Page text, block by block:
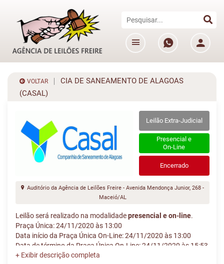
VOLTAR
CIA DE SANEAMENTO DE ALAGOAS
(CASAL)
Leilão Extra-Judicial
Presencial e
On-Line
Encerrado
Auditório da Agência de Leilões Freire - Avenida Mendonça Junior, 268 -
Maceió/AL
Leilão será realizado na modalidadepresencial e on-line.
Praça Única: 24/11/2020 às 13:00
Data início da Praça Única On-Line: 24/11/2020 às 13:00
Data de término da Praça Única On-Line: 24/11/2020 às 15:53
Para realizar lances online, cadastre-se e envie o comprovante